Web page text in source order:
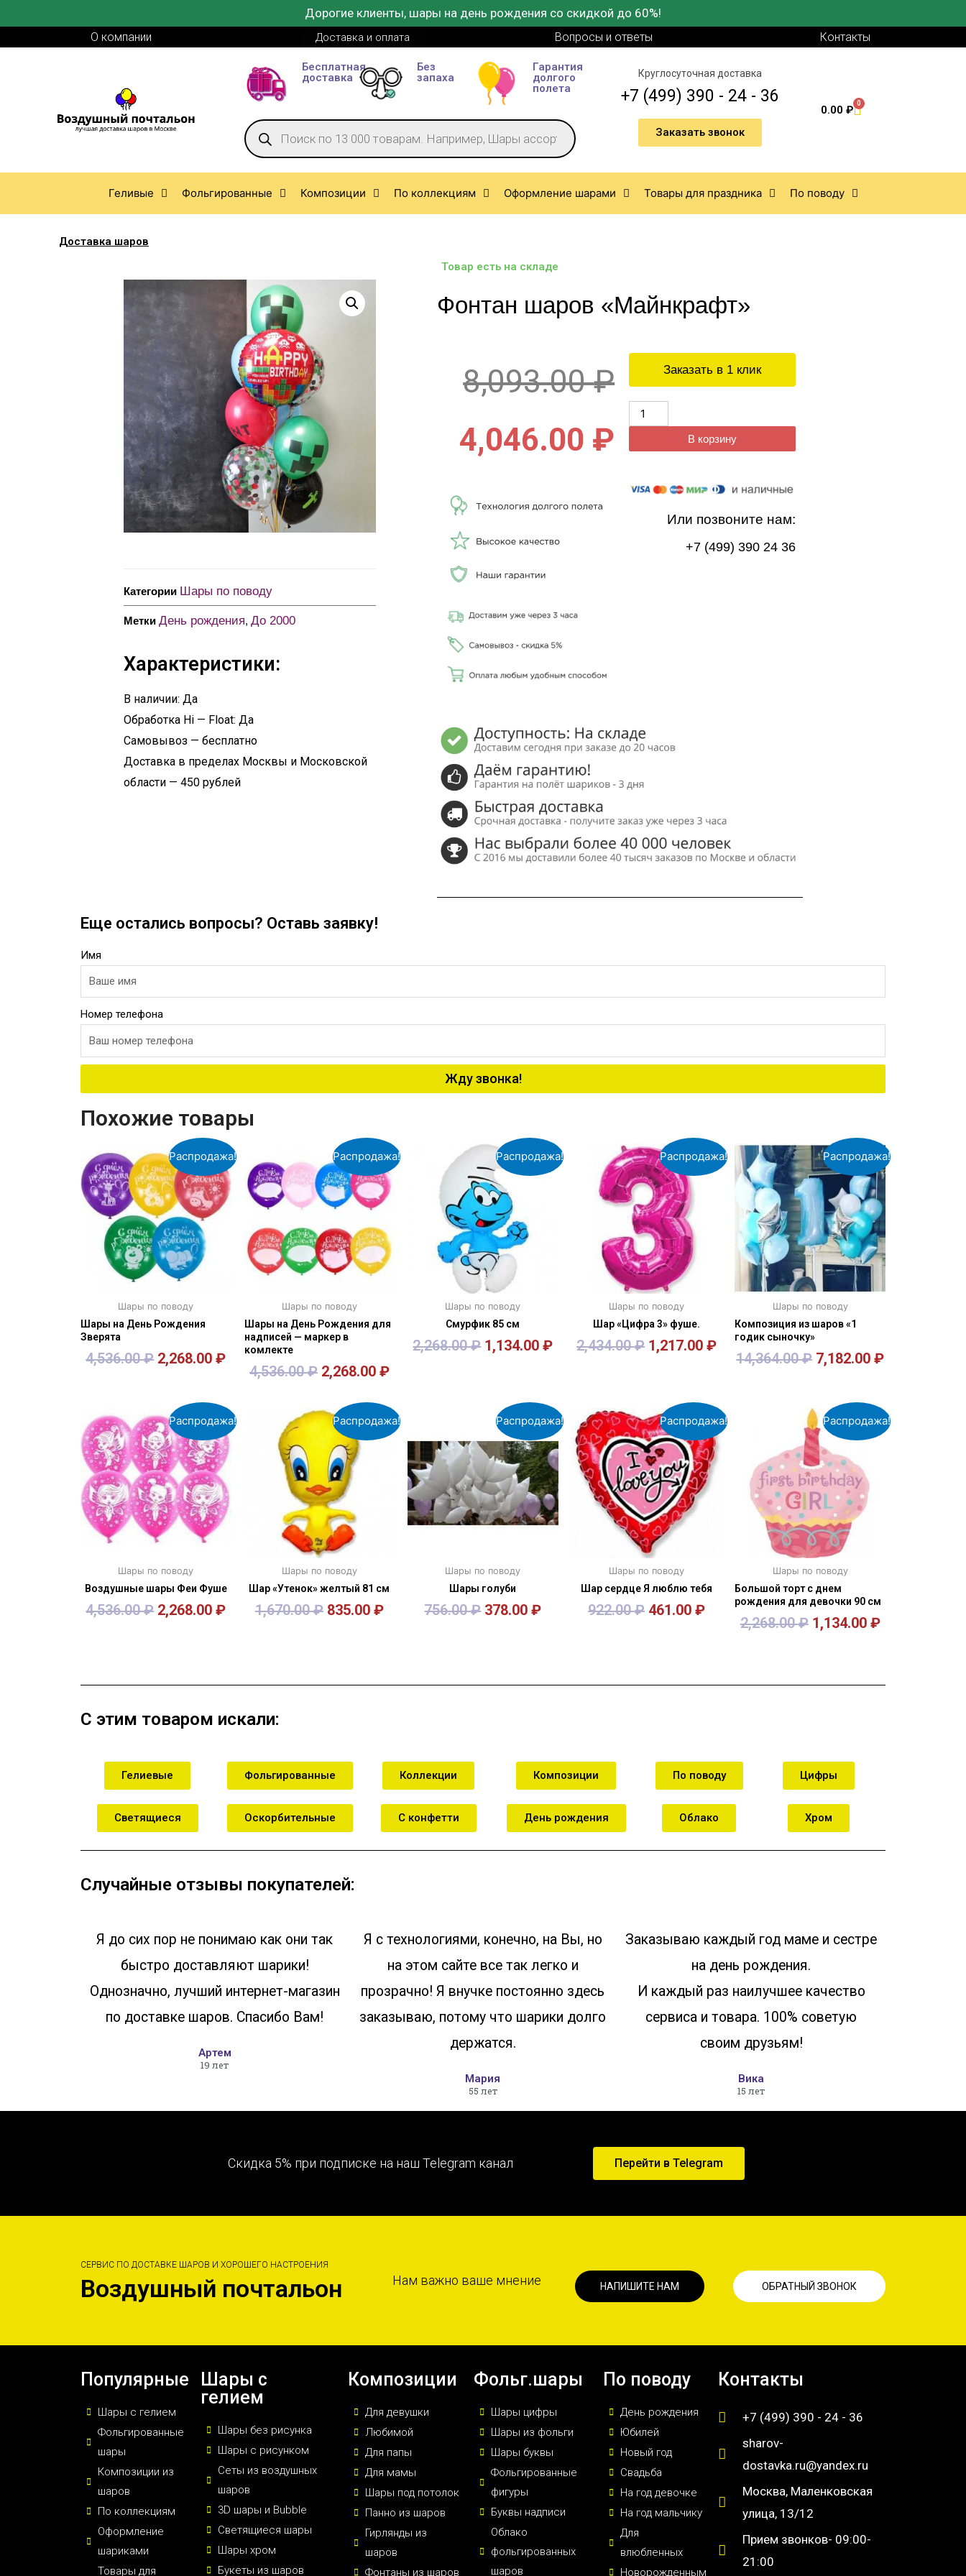
Дорогие клиенты, шары на день рождения со скидкой до 60%!
О компании Доставка и оплата Вопросы и ответы Контакты
Бесплатная
доставка
Без
запаха
Гарантия
долгого
полета
Круглосуточная доставка
+7 (499) 390 - 24 - 36
Заказать звонок
0.00₽ 0
Геливые Фольгированные Композиции По коллекциям Оформление шарами Товары для праздника По поводу
Доставка шаров
Категории Шары по поводу
Метки День рождения, До 2000
Характеристики:
В наличии: Да
Обработка Hi — Float: Да
Самовывоз — бесплатно
Доставка в пределах Москвы и Московской
области — 450 рублей
Товар есть на складе
Фонтан шаров «Майнкрафт»
8,093.00₽
4,046.00 ₽
Заказать в 1 клик
В корзину
Или позвоните нам:
+7 (499) 390 24 36
Еще остались вопросы? Оставь заявку!
Имя
Номер телефона
Жду звонка!
Похожие товары
Распродажа!
Шары по поводу
Шары на День Рождения
Зверята
4,536.00₽ 2,268.00₽
Распродажа!
Шары по поводу
Шары на День Рождения для
надписей — маркер в
комлекте
4,536.00₽ 2,268.00 ₽
Распродажа!
Шары по поводу
Смурфик 85 см
2,268.00₽ 1,134.00₽
Распродажа!
Шары по поводу
Шар «Цифра 3» фуше.
2,434.00₽ 1,217.00₽
Распродажа!
Шары по поводу
Композиция из шаров «1
годик сыночку»
14,364.00₽ 7,182.00₽
Распродажа!
Шары по поводу
Воздушные шары Феи Фуше
4,536.00₽ 2,268.00₽
Распродажа!
Шары по поводу
Шар «Утенок» желтый 81 см
1,670.00₽ 835.00 ₽
Распродажа!
Шары по поводу
Шары голуби
756.00₽ 378.00₽
Распродажа!
Шары по поводу
Шар сердце Я люблю тебя
922.00₽ 461.00₽
Распродажа!
Шары по поводу
Большой торт с днем
рождения для девочки 90 см
2,268.00₽ 1,134.00 ₽
С этим товаром искали:
Гелиевые
Светящиеся
Фольгированные
Оскорбительные
Коллекции
С конфетти
Композиции
День рождения
По поводу
Облако
Цифры
Хром
Случайные отзывы покупателей:
Я до сих пор не понимаю как они так
быстро доставляют шарики!
Однозначно, лучший интернет-магазин
по доставке шаров. Спасибо Вам!
Артем
19 лет
Я с технологиями, конечно, на Вы, но
на этом сайте все так легко и
прозрачно! Я внучке постоянно здесь
заказываю, потому что шарики долго
держатся.
Мария
55 лет
Заказываю каждый год маме и сестре
на день рождения.
И каждый раз наилучшее качество
сервиса и товара. 100% советую
своим друзьям!
Вика
15 лет
Скидка 5% при подписке на наш Telegram канал Перейти в Telegram
СЕРВИС ПО ДОСТАВКЕ ШАРОВ И ХОРОШЕГО НАСТРОЕНИЯ
Воздушный почтальон Нам важно ваше мнение НАПИШИТЕ НАМ ОБРАТНЫЙ ЗВОНОК
Популярные
Шары с гелием
Фольгированные
шары
Композиции из
шаров
По коллекциям
Оформление
шариками
Товары для
Шары с
гелием
Шары без рисунка
Шары с рисунком
Сеты из воздушных
шаров
3D шары и Bubble
Светящиеся шары
Шары хром
Букеты из шаров
Композиции
Для девушки
Любимой
Для папы
Для мамы
Шары под потолок
Панно из шаров
Гирлянды из
шаров
Фонтаны из шаров
Фольг.шары
Шары цифры
Шары из фольги
Шары буквы
Фольгированные
фигуры
Буквы надписи
Облако
фольгированных
шаров
По поводу
День рождения
Юбилей
Новый год
Свадьба
На год девочке
На год мальчику
Для
влюбленных
Новорожденным
Контакты
+7 (499) 390 - 24 - 36
sharov-
dostavka.ru@yandex.ru
Москва, Маленковская
улица, 13/12
Прием звонков- 09:00-
21:00